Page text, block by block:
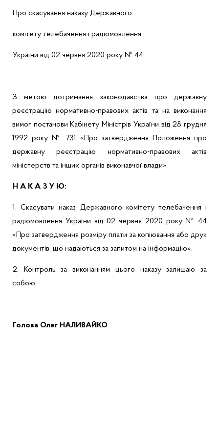
Про скасування наказу Державного
комітету телебачення і радіомовлення
України від 02 червня 2020 року № 44
З метою дотримання законодавства про державну
реєстрацію нормативно-правових актів та на виконання
вимог постанови Кабінету Міністрів України від 28 грудня
1992 року № 731 «Про затвердження Положення про
державну реєстрацію нормативно-правових актів
міністерств та інших органів виконавчої влади»
Н А К А З У Ю:
1. Скасувати наказ Державного комітету телебачення і
радіомовлення України від 02 червня 2020 року № 44
«Про затвердження розміру плати за копіювання або друк
документів, що надаються за запитом на інформацію».
2. Контроль за виконанням цього наказу залишаю за
собою.
Голова Олег НАЛИВАЙКО